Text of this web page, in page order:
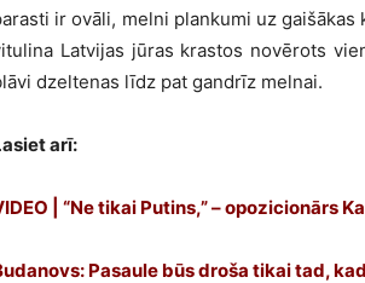
ir ovāli, melni plankumi uz
Latvijas jūras krastos novērots
dzeltenas līdz pat gandrīz melnai.
arī:
| “Ne tikai Putins,” – opozicionārs
Pasaule būs droša tikai tad,